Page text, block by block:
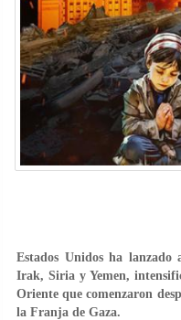
Estados Unidos ha lanzado
Irak, Siria y Yemen,
Oriente que comenzaron
la Franja de Gaza.